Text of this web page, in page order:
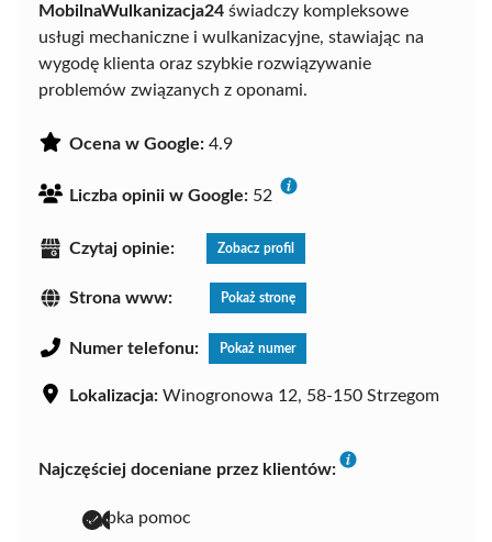
MobilnaWulkanizacja24 świadczy kompleksowe
usługi mechaniczne i wulkanizacyjne, stawiając na
wygodę klienta oraz szybkie rozwiązywanie
problemów związanych z oponami.
Ocena w Google: 4.9
Liczba opinii w Google: 52
Czytaj opinie: Zobacz profil
Strona www: Pokaż stronę
Numer telefonu: Pokaż numer
Lokalizacja: Winogronowa 12, 58-150 Strzegom
Najczęściej doceniane przez klientów:
szybka pomoc